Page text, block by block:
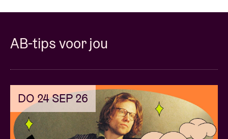
AB-tips voor jou
DO 24 SEP 26